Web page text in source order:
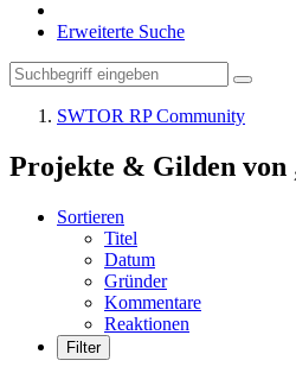
Erweiterte Suche
SWTOR RP Community
Projekte & Gilden von
Sortieren
Titel
Datum
Gründer
Kommentare
Reaktionen
Filter